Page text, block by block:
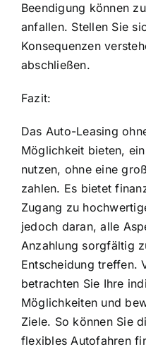
Beendigung können
anfallen. Stellen Sie
Konsequenzen
abschließen.
Fazit:
Das Auto-Leasing
Möglichkeit bieten,
nutzen, ohne eine
zahlen. Es bietet
Zugang zu
jedoch daran, alle
Anzahlung sorgfältig
Entscheidung treffen.
betrachten Sie Ihre
Möglichkeiten und
Ziele. So können Sie
flexibles Autofahren